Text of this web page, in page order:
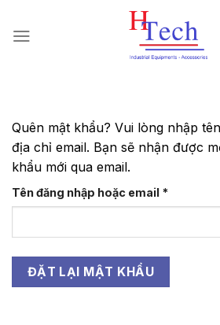
đến
Quên mật khẩu? Vui lòng nhập
địa chỉ email. Bạn sẽ nhận được
khẩu mới qua email.
Tên đăng nhập hoặc email *
buộc
ĐẶT LẠI MẬT KHẨU